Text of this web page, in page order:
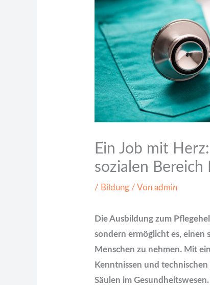
Ein Job mit
sozialen
/ Bildung / Vonadmin
Die Ausbildung zum
sondern ermöglicht es, einen
Menschen zu nehmen. Mit
Kenntnissen und
Säulen im